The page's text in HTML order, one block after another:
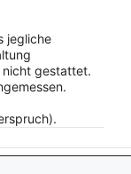
jegliche
gestattet.